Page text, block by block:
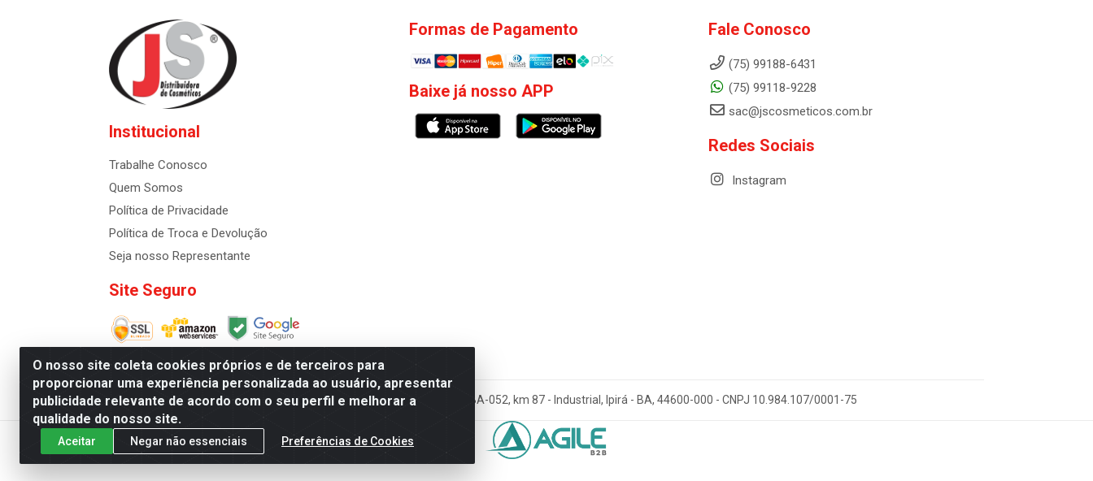
O nosso site coleta cookies próprios e de terceiros para
proporcionar uma experiência personalizada ao usuário, apresentar
publicidade relevante de acordo com o seu perfil e melhorar a
qualidade do nosso site.
Aceitar Negar não essenciais Preferências de Cookies
Institucional
Trabalhe Conosco
Quem Somos
Política de Privacidade
Política de Troca e Devolução
Seja nosso Representante
Site Seguro
Formas de Pagamento
Baixe já nosso APP
Fale Conosco
(75) 99188-6431
(75) 99118-9228
sac@jscosmeticos.com.br
Redes Sociais
Instagram
Distribuidora de Cosméticos Antoneto LTDA - BA-052, km 87 - Industrial, Ipirá - BA, 44600-000 - CNPJ 10.984.107/0001-75